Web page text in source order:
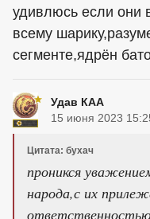
удивлюсь если они
всему
сегменте,ядрён
Удав КАА
15 июня 2023
Цитата: бухач
проникся
народа,с их